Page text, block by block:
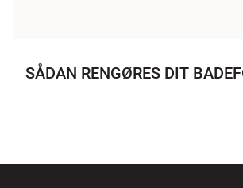
SÅDAN RENGØRES DIT